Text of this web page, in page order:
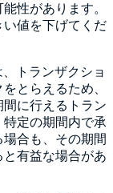
性があります。
値を下げてくだ
、トランザクショ
とらえるため、
に行えるトラン
定の期間内で承
合も、その期間
有益な場合があ